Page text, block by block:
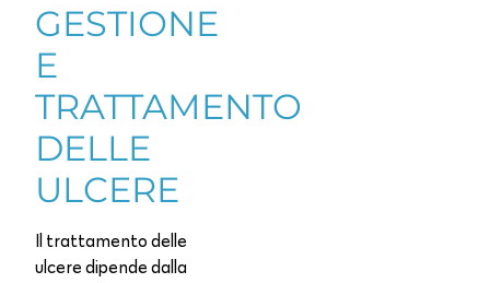
GESTIONE
E
TRATTAMENTO
DELLE
ULCERE
Il trattamento delle
ulcere dipende dalla